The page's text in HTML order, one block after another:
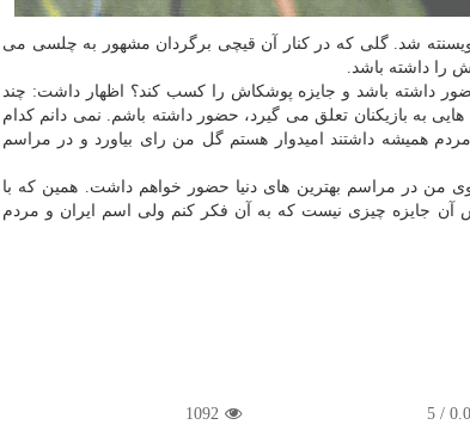
ویسنته شد. گلی که در کنار آن قیچی برگردان مشهور به چلسی می
را داشته باشد.
داشته باشد و جایزه پوشکاش را کسب کند؟ اظهار داشت: چند
به بازیکنان تعلق می گیرد، حضور داشته باشم. نمی دانم کدام
همیشه داشتند امیدوار هستم گل من رای بیاورد و در مراسم
من در مراسم بهترین های دنیا حضور خواهم داشت. همین که با
جایزه چیزی نیست که به آن فکر کنم ولی اسم ایران و مردم
0.0
/
5
1092